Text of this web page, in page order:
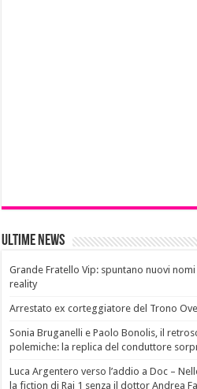
Ultime News
Grande Fratello Vip: spuntano nuovi
reality
Arrestato ex corteggiatore del Trono
Sonia Bruganelli e Paolo Bonolis, il
polemiche: la replica del conduttore
Luca Argentero verso l’addio a Doc –
la fiction di Rai 1 senza il dottor Andrea